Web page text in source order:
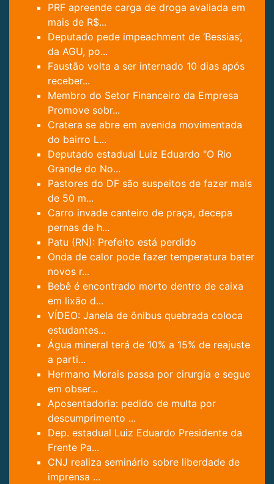
PRF apreende carga de droga avaliada em
mais de R$...
Deputado pede impeachment de ‘Bessias’,
da AGU, po...
Faustão volta a ser internado 10 dias após
receber...
Membro do Setor Financeiro da Empresa
Promove sobr...
Cratera se abre em avenida movimentada
do bairro L...
Deputado estadual Luiz Eduardo "O Rio
Grande do No...
Pastores do DF são suspeitos de fazer mais
de 50 m...
Carro invade canteiro de praça, decepa
pernas de h...
Patu (RN): Prefeito está perdido
Onda de calor pode fazer temperatura bater
novos r...
Bebê é encontrado morto dentro de caixa
em lixão d...
VÍDEO: Janela de ônibus quebrada coloca
estudantes...
Água mineral terá de 10% a 15% de reajuste
a parti...
Hermano Morais passa por cirurgia e segue
em obser...
Aposentadoria: pedido de multa por
descumprimento ...
Dep. estadual Luiz Eduardo Presidente da
Frente Pa...
CNJ realiza seminário sobre liberdade de
imprensa ...